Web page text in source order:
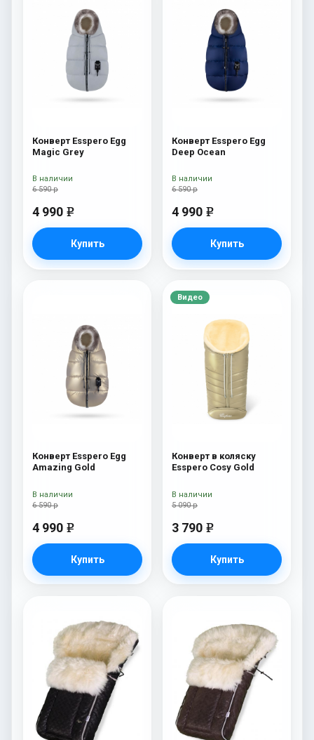
Конверт Esspero Egg
Magic Grey
6 590 р
4 990 e
Купить
В наличии
Конверт Esspero Egg
Deep Ocean
6 590 р
4 990 e
Купить
В наличии
Конверт Esspero Egg
Amazing Gold
6 590 р
4 990 e
Купить
В наличии
Видео
Конверт в коляску
Esspero Cosy Gold
5 090 р
3 790 e
Купить
В наличии